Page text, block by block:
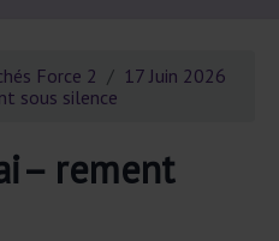
Force 2
17 Juin 2026
sous silence
rement